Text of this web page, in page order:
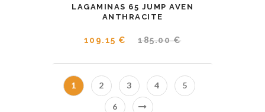
LAGAMINAS 65 JUMP AVEN
ANTHRACITE
109.15 € 185.00 €
1 2 3 4 5
6